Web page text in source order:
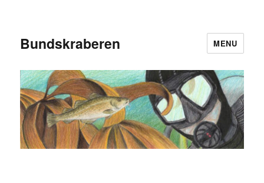
Bundskraberen MENU